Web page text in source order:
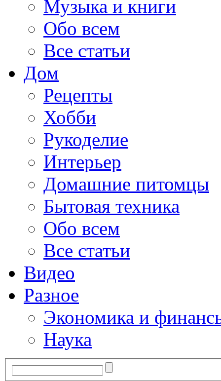
Музыка и книги
Обо всем
Все статьи
Дом
Рецепты
Хобби
Рукоделие
Интерьер
Домашние питомцы
Бытовая техника
Обо всем
Все статьи
Видео
Разное
Экономика и
Наука